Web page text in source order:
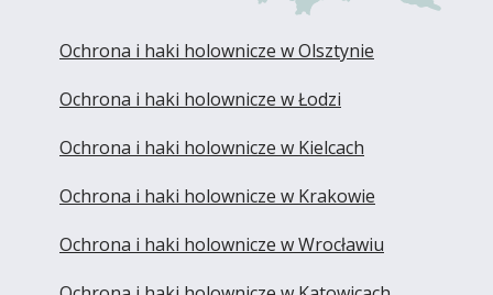
Ochrona i haki holownicze w Olsztynie
Ochrona i haki holownicze w Łodzi
Ochrona i haki holownicze w Kielcach
Ochrona i haki holownicze w Krakowie
Ochrona i haki holownicze w Wrocławiu